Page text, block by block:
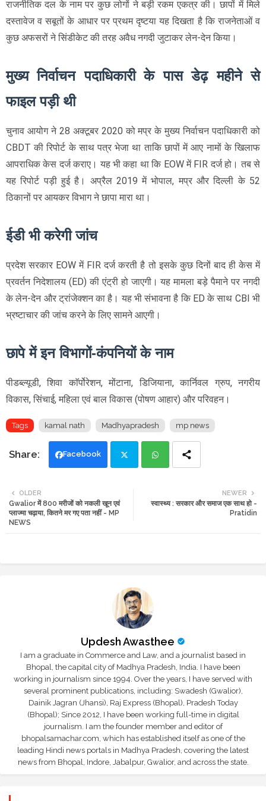
राजनीतिक दल के नाम पर कुछ लोगों ने बड़ी रकम एकत्र की। छापों में मिले
दस्तावेज व सबूतों के आधार पर प्रथम दृष्टया यह दिखता है कि राजनेताओं व
कुछ अफसरों ने सिंडीकेट की तरह अवैध नगदी जुटाकर लेन-देन किया।
मुख्य निर्वाचन पदाधिकारी के पास डेढ़ महीने से
फाइल पड़ी थी
चुनाव आयोग ने 28 अक्टूबर 2020 को मप्र के मुख्य निर्वाचन पदाधिकारी को
CBDT की रिपोर्ट के साथ पत्र भेजा था ताकि छापों में आए नामों के खिलाफ
आपराधिक केस दर्ज कराए। यह भी कहा था कि EOW में FIR दर्ज हो। तब से
यह रिपोर्ट पड़ी हुई है। अप्रैल 2019 में भोपाल, मप्र और दिल्ली के 52
ठिकानों पर आयकर विभाग ने छापा मारा था।
ईडी भी करेगी जांच
प्रदेश सरकार EOW में FIR दर्ज करती है तो इसके कुछ दिनों बाद ही केस में
प्रवर्तन निदेशालय (ED) की एंट्री हो जाएगी। यह मामला बड़े पैमाने पर नगदी
के लेन-देन और ट्रांजेक्शन का है। यह भी संभावना है कि ED के साथ CBI भी
भ्रष्टाचार की जांच करने के लिए सामने आएगी।
छापे में इन विभागों-कंपनियों के नाम
पीडब्ल्यूडी, शिवा काॅर्पोरेशन, मोंटाना, डिजियाना, कार्निवल ग्रुप, नगरीय
विकास, सिंचाई, महिला एवं बाल विकास (पोषण आहार) और परिवहन।
Tags kamal nath Madhyapradesh mp news
Facebook
tte ats
NEWER
स्वास्थ्य : सरकार और समाज एक साथ हो -
Pratidin
OLDER
Gwalior में 800 मरीजों को नकली खून एवं
प्लाज्मा चढ़ाया, कितने मर गए पता नहीं - MP
NEWS
Updesh Awasthee
I am a graduate in Commerce and Law, and a journalist based in
Bhopal, the capital city of Madhya Pradesh, India. I have been
working in journalism since 1994. Over the years, I have served with
several prominent publications, including: Swadesh (Gwalior),
Dainik Jagran (Jhansi), Raj Express (Bhopal), Pradesh Today
(Bhopal); Since 2012, I have been working full-time in digital
journalism. I am the founder member and editor of
bhopalsamachar.com, which has established itself as one of the
leading Hindi news portals in Madhya Pradesh, covering the latest
news from Bhopal, Indore, Jabalpur, Gwalior, and across the state.